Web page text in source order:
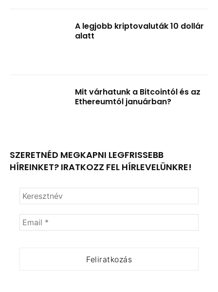
A legjobb kriptovaluták 10 dollár
alatt
Mit várhatunk a Bitcointól és az
Ethereumtól januárban?
SZERETNÉD MEGKAPNI LEGFRISSEBB
HÍREINKET? IRATKOZZ FEL HÍRLEVELÜNKRE!